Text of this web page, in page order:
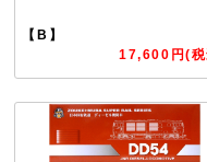
【B】
17,600円(税